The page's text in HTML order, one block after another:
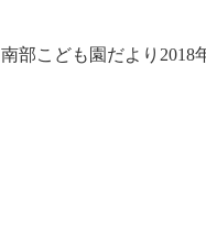
南部こども園だより2018